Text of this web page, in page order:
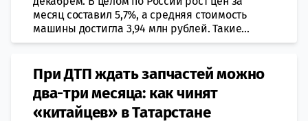
месяц составил 5,7%, а средняя стоимость
машины достигла 3,94 млн рублей. Такие...
При ДТП ждать запчастей можно
два-три месяца: как чинят
«китайцев» в Татарстане